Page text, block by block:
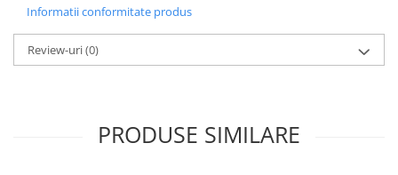
Informatii conformitate produs
Review-uri(0)
PRODUSE SIMILARE